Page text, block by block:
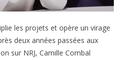
les projets et opère un virage
deux années passées aux
sur NRJ, Camille Combal